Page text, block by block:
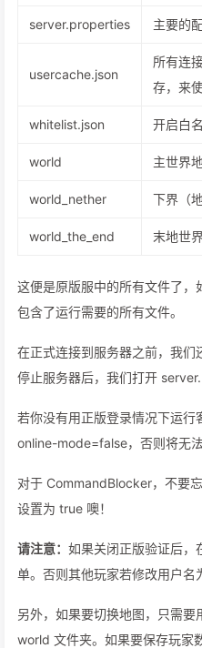
server.properties 主要的
usercache.json
所有连
存，来
whitelist.json 开启白
world 主世界
world_nether 下界（
world_the_end 末地世
这便是原版服中的所有文件了，
包含了运行需要的所有文件。
在正式连接到服务器之前，我
停止服务器后，我们打开
若你没有用正版登录情况下运行
online-mode=false，否则将无法
对于 CommandBlocker，不要
设置为 true 噢！
请注意： 如果关闭正版验证后，
单。否则其他玩家若修改用户名
另外，如果要切换地图，只需要
world 文件夹。如果要保存玩家